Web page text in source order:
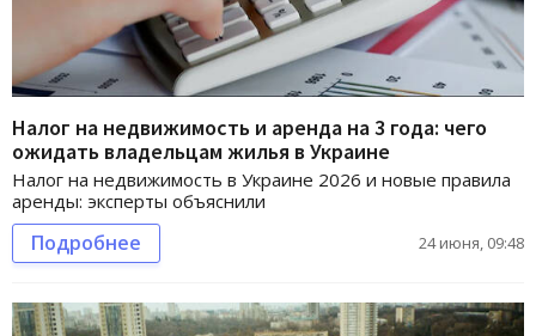
Налог на недвижимость и аренда на 3 года: чего
ожидать владельцам жилья в Украине
Налог на недвижимость в Украине 2026 и новые правила
аренды: эксперты объяснили
Подробнее 24 июня, 09:48